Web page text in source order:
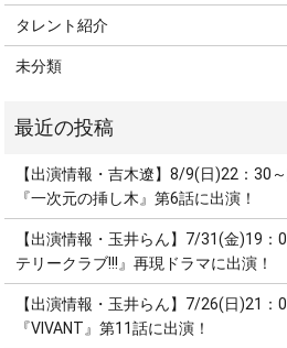
タレント紹介
未分類
【出演情報・吉木遼】8/9(日)22：30
『一次元の挿し木』第6話に出演！
【出演情報・玉井らん】7/31(金)19：
テリークラブ!!!』再現ドラマに出演！
【出演情報・玉井らん】7/26(日)21：
『VIVANT』第11話に出演！